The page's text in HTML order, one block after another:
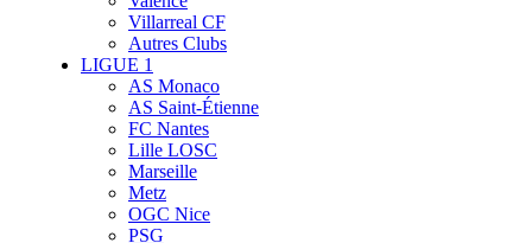
Villarreal CF
Autres Clubs
LIGUE 1
AS Monaco
AS Saint-Étienne
FC Nantes
Lille LOSC
Marseille
Metz
OGC Nice
PSG